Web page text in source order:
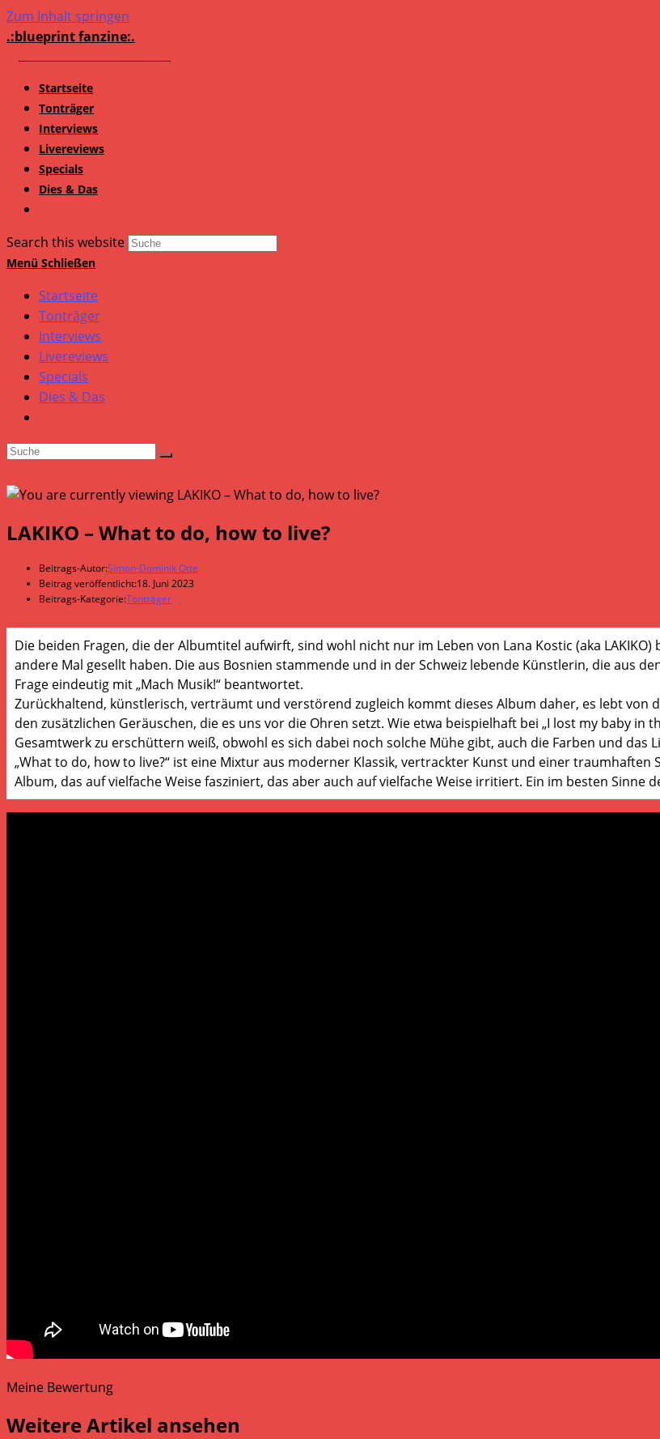
Zum Inhalt springen
.:blueprint fanzine:.
Startseite
Tonträger
Interviews
Livereviews
Specials
Dies & Das
Search this website
Menü Schließen
Startseite
Tonträger
Interviews
Livereviews
Specials
Dies & Das
LAKIKO – What to do, how to live?
Beitrags-Autor:Simon-Dominik Otte
Beitrag veröffentlicht:18. Juni 2023
Beitrags-Kategorie:Tonträger
Die beiden Fragen, die der Albumtitel aufwirft, sind wohl nicht nur im Leben von Lana Kostic (aka
andere Mal gesellt haben. Die aus Bosnien stammende und in der Schweiz lebende Künstlerin, die aus
Frage eindeutig mit „Mach Musik!“ beantwortet.
Zurückhaltend, künstlerisch, verträumt und verstörend zugleich kommt dieses Album daher, es lebt von
den zusätzlichen Geräuschen, die es uns vor die Ohren setzt. Wie etwa beispielhaft bei „I lost my baby
Gesamtwerk zu erschüttern weiß, obwohl es sich dabei noch solche Mühe gibt, auch die Farben und das
„What to do, how to live?“ ist eine Mixtur aus moderner Klassik, vertrackter Kunst und einer
Album, das auf vielfache Weise fasziniert, das aber auch auf vielfache Weise irritiert. Ein im besten Sinne
Meine Bewertung
Weitere Artikel ansehen